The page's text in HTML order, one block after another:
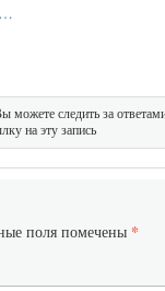
можете следить за
на эту запись
поля помечены *